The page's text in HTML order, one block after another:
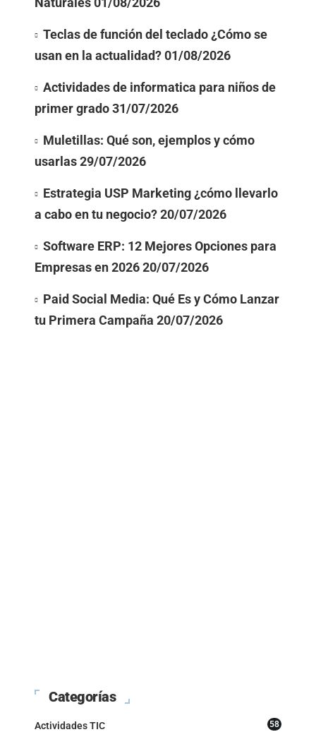
Teclas de función del teclado ¿Cómo se
usan en la actualidad?01/08/2026
Actividades de informatica para niños de
primer grado31/07/2026
Muletillas: Qué son, ejemplos y cómo
usarlas29/07/2026
Estrategia USP Marketing ¿cómo llevarlo
a cabo en tu negocio?20/07/2026
Software ERP: 12 Mejores Opciones para
Empresas en 202620/07/2026
Paid Social Media: Qué Es y Cómo Lanzar
tu Primera Campaña 20/07/2026
Categorías
Actividades TIC 58